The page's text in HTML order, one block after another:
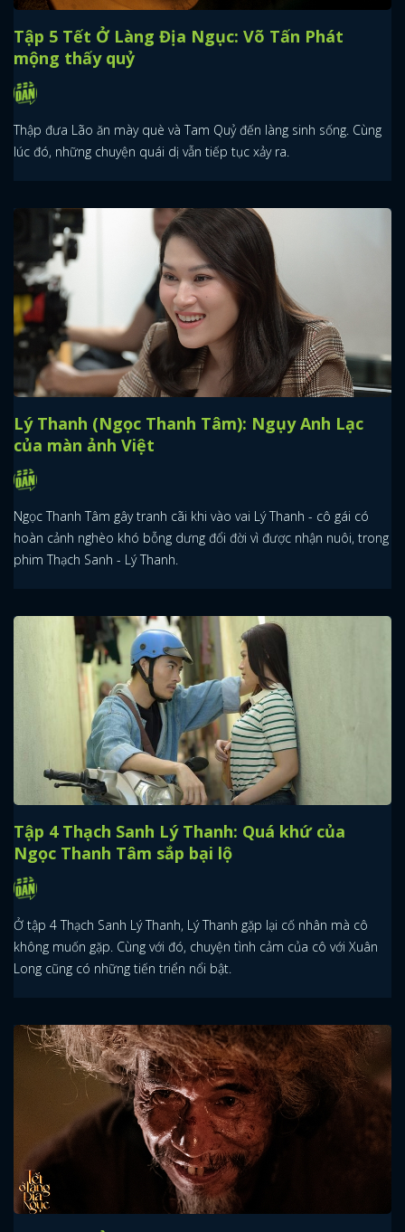
Tập 5 Tết Ở Làng Địa Ngục: Võ Tấn Phát
mộng thấy quỷ
Thập đưa Lão ăn mày què và Tam Quỷ đến làng sinh sống. Cùng
lúc đó, những chuyện quái dị vẫn tiếp tục xảy ra.
Lý Thanh (Ngọc Thanh Tâm): Ngụy Anh Lạc
của màn ảnh Việt
Ngọc Thanh Tâm gây tranh cãi khi vào vai Lý Thanh - cô gái có
hoàn cảnh nghèo khó bỗng dưng đổi đời vì được nhận nuôi, trong
phim Thạch Sanh - Lý Thanh.
Tập 4 Thạch Sanh Lý Thanh: Quá khứ của
Ngọc Thanh Tâm sắp bại lộ
Ở tập 4 Thạch Sanh Lý Thanh, Lý Thanh gặp lại cố nhân mà cô
không muốn gặp. Cùng với đó, chuyện tình cảm của cô với Xuân
Long cũng có những tiến triển nổi bật.